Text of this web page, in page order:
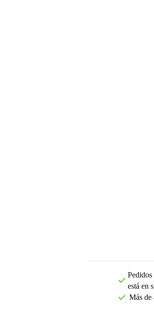
Pedidos
está en
Más de